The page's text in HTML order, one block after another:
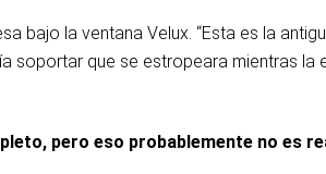
bajo la ventana Velux. “Esta es la
soportar que se estropeara mientras
pero eso probablemente no es